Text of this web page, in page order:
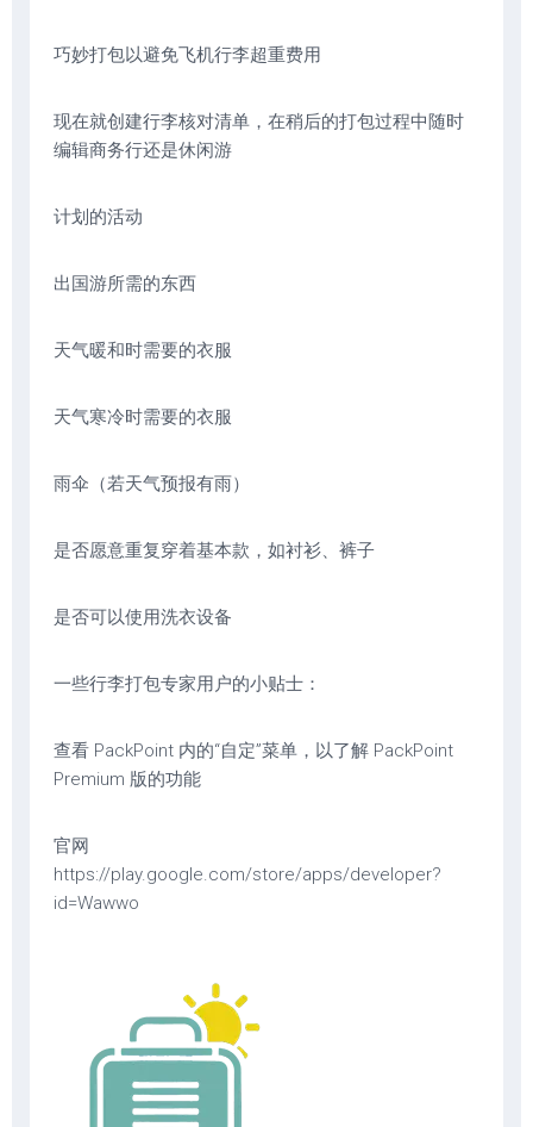
巧妙打包以避免飞机行李超重费用
现在就创建行李核对清单，在稍后的打包过程中随时
编辑商务行还是休闲游
计划的活动
出国游所需的东西
天气暖和时需要的衣服
天气寒冷时需要的衣服
雨伞（若天气预报有雨）
是否愿意重复穿着基本款，如衬衫、裤子
是否可以使用洗衣设备
一些行李打包专家用户的小贴士：
查看 PackPoint 内的“自定”菜单，以了解 PackPoint
Premium 版的功能
官网
https://play.google.com/store/apps/developer?
id=Wawwo